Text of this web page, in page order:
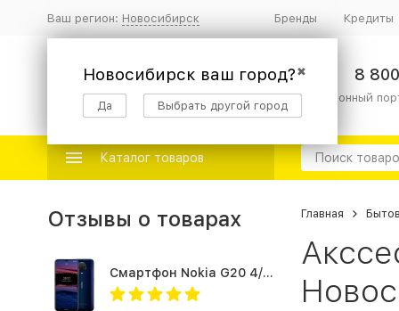
Ваш регион: Новосибирск
✖
Новосибирск ваш город?
Да Выбрать другой город
Бренды Кредиты
8
информационный
Каталог товаров
Главная
Отзывы о товарах
Смартфон Nokia G20 4/64Gb Blue